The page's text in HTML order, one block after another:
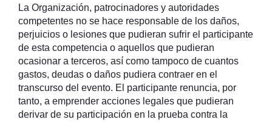
La Organización, patrocinadores y autoridades
competentes no se hace responsable de los daños,
perjuicios o lesiones que pudieran sufrir el participante
de esta competencia o aquellos que pudieran
ocasionar a terceros, así como tampoco de cuantos
gastos, deudas o daños pudiera contraer en el
transcurso del evento. El participante renuncia, por
tanto, a emprender acciones legales que pudieran
derivar de su participación en la prueba contra la